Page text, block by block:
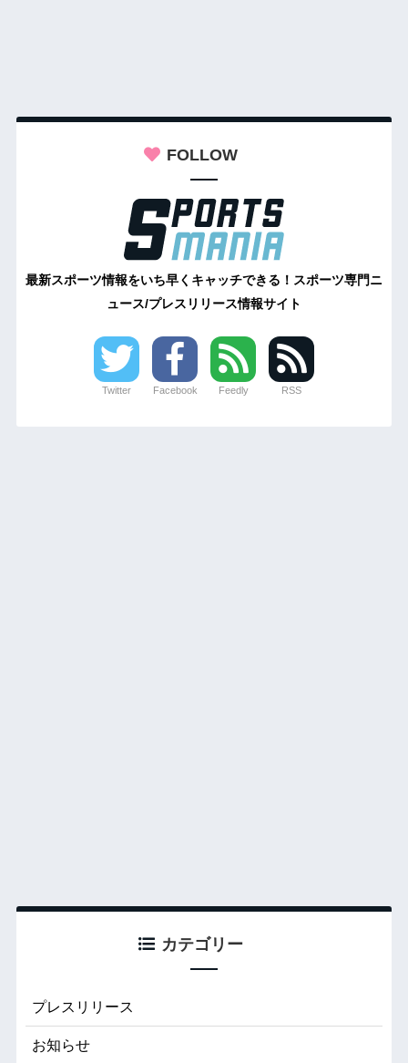
FOLLOW
最新スポーツ情報をいち早くキャッチできる！スポーツ専門ニ
ュース/プレスリリース情報サイト
Twitter Facebook Feedly RSS
カテゴリー
プレスリリース
お知らせ